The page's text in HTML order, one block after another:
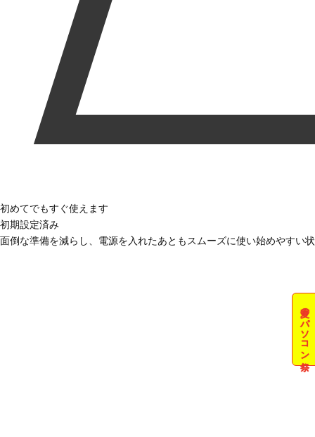
夏のパソコン祭
初めてでもすぐ使えます
初期設定済み
面倒な準備を減らし、電源を入れたあともスムーズに使い始めやすい